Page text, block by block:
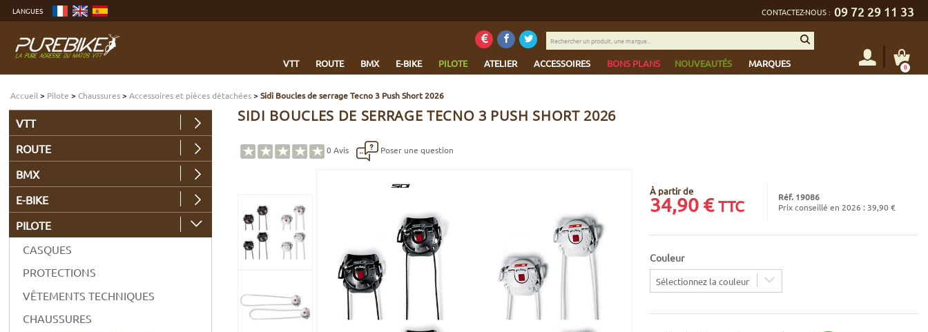
contenu
menu
Aller
CONTACTEZ-NOUS : 09 72 29 11 33
LANGUES
VTT ROUTE BMX E-BIKE PILOTE ATELIER ACCESSOIRES BONS PLANS NOUVEAUTÉS MARQUES
Rechercher
un
une
marque...
0
Accueil > Pilote >Chaussures>Accessoires et pièces détachées>Sidi Boucles de serrage Tecno 3 Push Short 2026
SIDI BOUCLES DE SERRAGE TECNO 3 PUSH SHORT 2026
0 Avis Poser une question
À partir de
34,90€ TTC
Réf. 19086
Prix conseillé en 2026 : 39,90 €
Couleur
Sélectionnez la couleur
VTT
ROUTE
BMX
E-BIKE
PILOTE
CASQUES
PROTECTIONS
VÊTEMENTS TECHNIQUES
CHAUSSURES